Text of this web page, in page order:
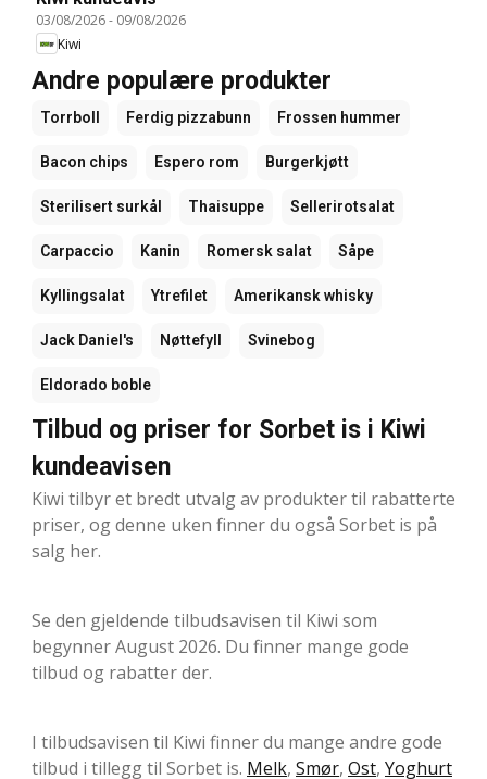
03/08/2026- 09/08/2026
Kiwi
Andre populære produkter
Torrboll Ferdig pizzabunn Frossen hummer
Bacon chips Espero rom Burgerkjøtt
Sterilisert surkål Thaisuppe Sellerirotsalat
Carpaccio Kanin Romersk salat Såpe
Kyllingsalat Ytrefilet Amerikansk whisky
Jack Daniel's Nøttefyll Svinebog
Eldorado boble
Tilbud og priser for Sorbet is i Kiwi
kundeavisen
Kiwi tilbyr et bredt utvalg av produkter til rabatterte
priser, og denne uken finner du også Sorbet is på
salg her.
Se den gjeldende tilbudsavisen til Kiwi som
begynner August 2026. Du finner mange gode
tilbud og rabatter der.
I tilbudsavisen til Kiwi finner du mange andre gode
tilbud i tillegg til Sorbet is. Melk, Smør, Ost, Yoghurt